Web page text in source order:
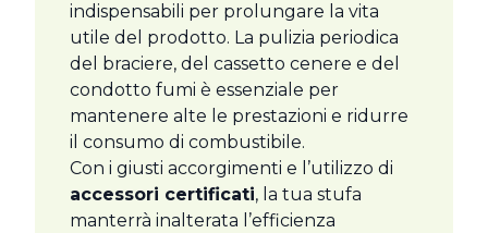
indispensabili per prolungare la vita
utile del prodotto. La pulizia periodica
del braciere, del cassetto cenere e del
condotto fumi è essenziale per
mantenere alte le prestazioni e ridurre
il consumo di combustibile.
Con i giusti accorgimenti e l’utilizzo di
accessori certificati, la tua stufa
manterrà inalterata l’efficienza